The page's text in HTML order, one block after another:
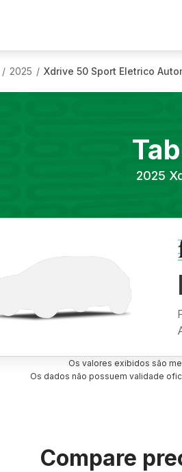
/ 2025 / Xdrive 50 Sport Eletrico
2025
Os valores exibidos são
Os dados não possuem validade
Compare